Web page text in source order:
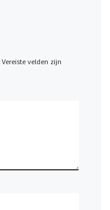
Vereiste velden zijn